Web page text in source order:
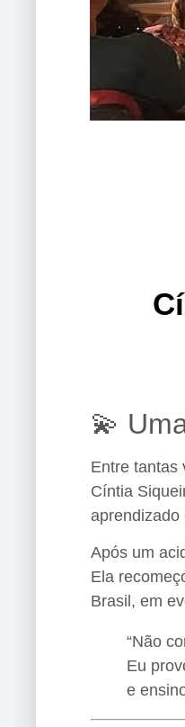
💫
Entre tantas
Cíntia
aprendizado
Após um
Ela
Brasil, em
“Não
Eu
e